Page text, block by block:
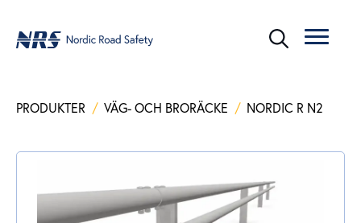
PRODUKTER / VÄG- OCH BRORÄCKE / NORDIC R N2